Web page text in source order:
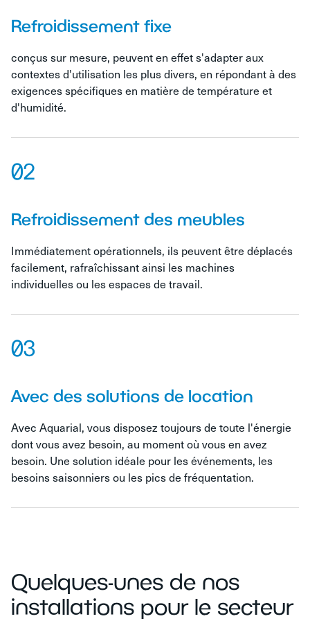
la taille du bâtiment et des phases spécifiques de
fumées de peinture, les émanations chimiques et les
températures élevées.
Home Settori
Refroidissement fixe
conçus sur mesure, peuvent en effet s'adapter aux
contextes d'utilisation les plus divers, en répondant à des
exigences spécifiques en matière de température et
d'humidité.
02
Refroidissement des meubles
Immédiatement opérationnels, ils peuvent être déplacés
facilement, rafraîchissant ainsi les machines
individuelles ou les espaces de travail.
03
Avec des solutions de location
Avec Aquarial, vous disposez toujours de toute l'énergie
dont vous avez besoin, au moment où vous en avez
besoin. Une solution idéale pour les événements, les
besoins saisonniers ou les pics de fréquentation.
Quelques-unes de nos
installations pour le secteur